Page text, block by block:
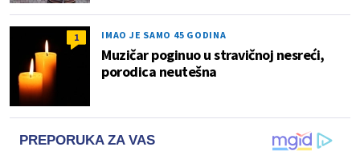
1 IMAO JE SAMO 45 GODINA
Muzičar poginuo u stravičnoj nesreći,
porodica neutešna
PREPORUKA ZA VAS